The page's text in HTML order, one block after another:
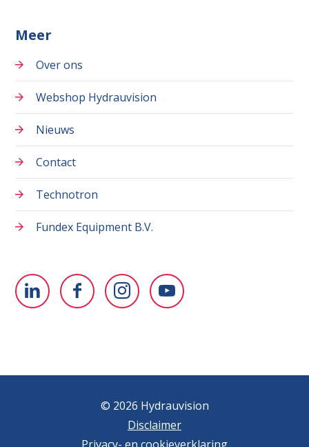
Meer
Over ons
Webshop Hydrauvision
Nieuws
Contact
Technotron
Fundex Equipment B.V.
© 2026 Hydrauvision
Disclaimer